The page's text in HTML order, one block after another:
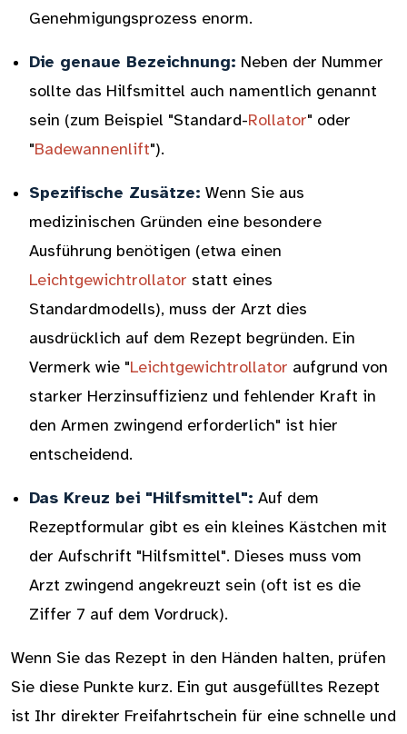
Genehmigungsprozess enorm.
Die genaue Bezeichnung: Neben der Nummer
sollte das Hilfsmittel auch namentlich genannt
sein (zum Beispiel "Standard-Rollator" oder
"Badewannenlift").
Spezifische Zusätze: Wenn Sie aus
medizinischen Gründen eine besondere
Ausführung benötigen (etwa einen
Leichtgewichtrollator statt eines
Standardmodells), muss der Arzt dies
ausdrücklich auf dem Rezept begründen. Ein
Vermerk wie "Leichtgewichtrollator aufgrund von
starker Herzinsuffizienz und fehlender Kraft in
den Armen zwingend erforderlich" ist hier
entscheidend.
Das Kreuz bei "Hilfsmittel": Auf dem
Rezeptformular gibt es ein kleines Kästchen mit
der Aufschrift "Hilfsmittel". Dieses muss vom
Arzt zwingend angekreuzt sein (oft ist es die
Ziffer 7 auf dem Vordruck).
Wenn Sie das Rezept in den Händen halten, prüfen
Sie diese Punkte kurz. Ein gut ausgefülltes Rezept
ist Ihr direkter Freifahrtschein für eine schnelle und